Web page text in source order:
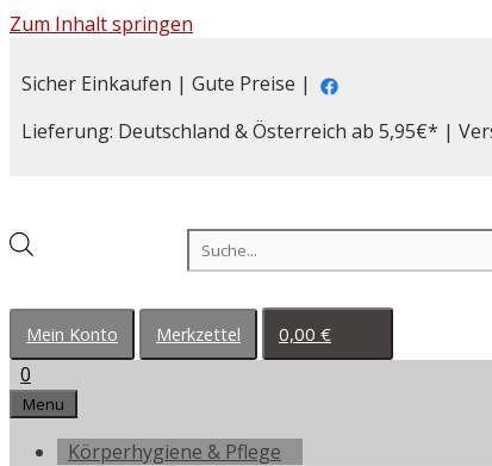
Zum Inhalt springen
Sicher Einkaufen | Gute Preise |
Lieferung: Deutschland & Österreich ab 5,95€* |
Mein Konto Merkzettel 0,00 €
0
Menu
Körperhygiene & Pflege